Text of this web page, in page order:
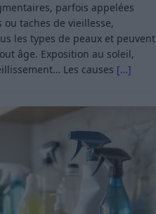
parfois appelées
ou taches de vieillesse,
les types de peaux et peuvent
âge. Exposition au soleil,
Les causes […]